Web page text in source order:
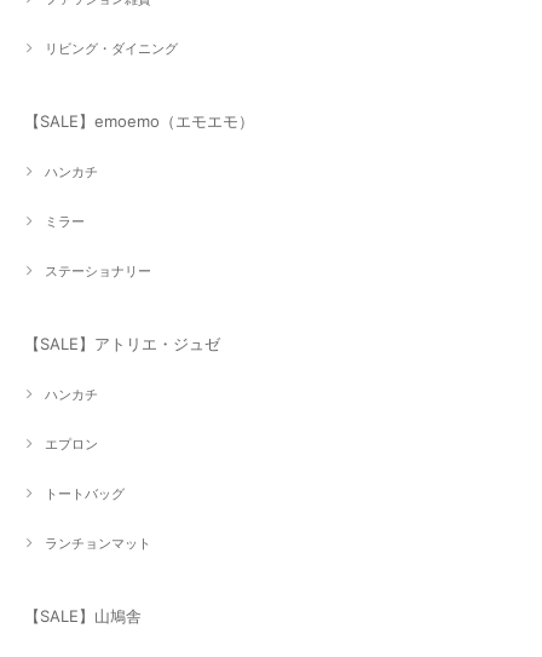
リビング・ダイニング
【SALE】emoemo（エモエモ）
ハンカチ
ミラー
ステーショナリー
【SALE】アトリエ・ジュゼ
ハンカチ
エプロン
トートバッグ
ランチョンマット
【SALE】山鳩舎